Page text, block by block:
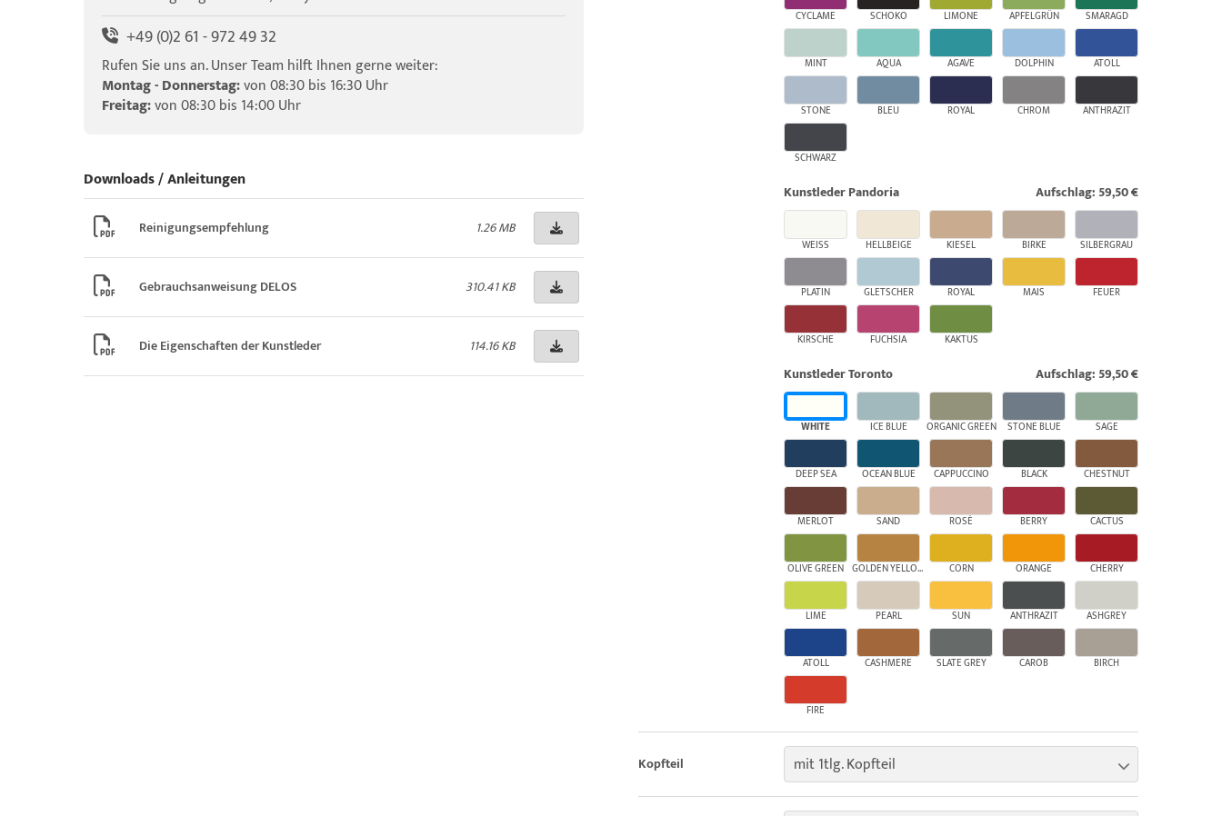
+49 (0)2 61 - 972 49 32
Rufen Sie uns an. Unser Team hilft Ihnen gerne weiter:
Montag - Donnerstag:von 08:30 bis 16:30 Uhr
Freitag:von 08:30 bis 14:00 Uhr
Downloads / Anleitungen
Reinigungsempfehlung 1.26 MB
Gebrauchsanweisung DELOS 310.41 KB
Die Eigenschaften der Kunstleder 114.16 KB
CYCLAME SCHOKO LIMONE APFELGRÜN SMARAGD
MINT AQUA AGAVE DOLPHIN ATOLL
STONE BLEU ROYAL CHROM ANTHRAZIT
SCHWARZ
Kunstleder Pandoria Aufschlag: 59,50 €
WEISS HELLBEIGE KIESEL BIRKE SILBERGRAU
PLATIN GLETSCHER ROYAL MAIS FEUER
KIRSCHE FUCHSIA KAKTUS
Kunstleder Toronto Aufschlag: 59,50 €
WHITE ICE BLUE ORGANIC GREEN STONE BLUE SAGE
DEEP SEA OCEAN BLUE CAPPUCCINO BLACK CHESTNUT
MERLOT SAND ROSÉ BERRY CACTUS
OLIVE GREEN GOLDEN YELLOW CORN ORANGE CHERRY
LIME PEARL SUN ANTHRAZIT ASHGREY
ATOLL CASHMERE SLATE GREY CAROB BIRCH
FIRE
Kopfteil mit 1tlg. Kopfteil